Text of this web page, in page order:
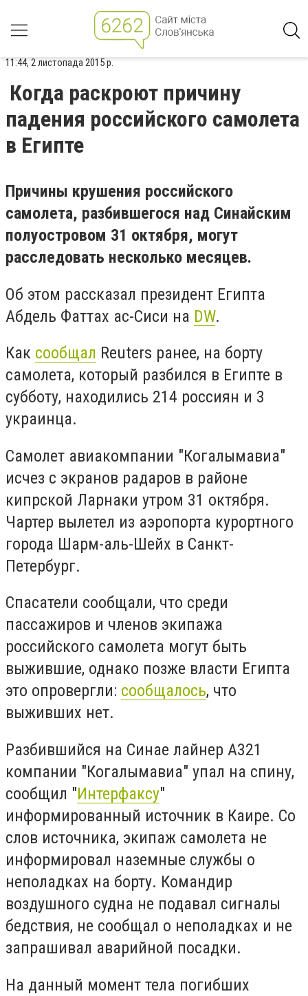
11:44, 2 листопада 2015 р.
Когда раскроют причину
падения российского самолета
в Египте
Причины крушения российского
самолета, разбившегося над Синайским
полуостровом 31 октября, могут
расследовать несколько месяцев.
Об этом рассказал президент Египта
Абдель Фаттах ас-Сиси на DW.
Как сообщал Reuters ранее, на борту
самолета, который разбился в Египте в
субботу, находились 214 россиян и 3
украинца.
Самолет авиакомпании "Когалымавиа"
исчез с экранов радаров в районе
кипрской Ларнаки утром 31 октября.
Чартер вылетел из аэропорта курортного
города Шарм-аль-Шейх в Санкт-
Петербург.
Спасатели сообщали, что среди
пассажиров и членов экипажа
российского самолета могут быть
выжившие, однако позже власти Египта
это опровергли: сообщалось, что
выживших нет.
Разбившийся на Синае лайнер A321
компании "Когалымавиа" упал на спину,
сообщил "Интерфаксу"
информированный источник в Каире. Со
слов источника, экипаж самолета не
информировал наземные службы о
неполадках на борту. Командир
воздушного судна не подавал сигналы
бедствия, не сообщал о неполадках и не
запрашивал аварийной посадки.
На данный момент тела погибших